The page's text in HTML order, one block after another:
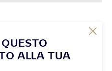
ALLA TUA